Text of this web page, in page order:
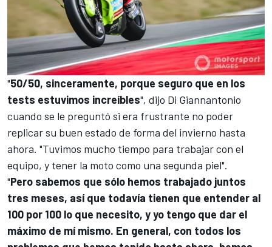
"50/50, sinceramente, porque seguro que en los
tests estuvimos increíbles", dijo Di Giannantonio
cuando se le preguntó si era frustrante no poder
replicar su buen estado de forma del invierno hasta
ahora. "Tuvimos mucho tiempo para trabajar con el
equipo, y tener la moto como una segunda piel".
"Pero sabemos que sólo hemos trabajado juntos
tres meses, así que todavía tienen que entender al
100 por 100 lo que necesito, y yo tengo que dar el
máximo de mí mismo. En general, con todos los